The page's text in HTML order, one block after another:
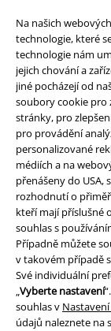
Na našich
technologie, které
technologie nám
jejich chování a
jiné pocházejí od
soubory cookie pro
stránky, pro
pro provádění
personalizované
médiích a na
přenášeny do USA,
rozhodnutí o
kteří mají příslušné
souhlas s
Případně můžete
v takovém případě
Své individuální
„Vyberte nastavení
souhlas v
údajů naleznete na
Mnoho lidíób tvrdí,
zvuku než digitální
komprimovány, aby
nebo streamovat
mít doma Motley
byórs Crue provedli.
2. Sběratelské
Dalším důvodem,
mnoho vinylových
postupem času
ceny originálních
liberóna aukcích.
historii bylo Bílé
prodalo za 790 000
EMP je domovem